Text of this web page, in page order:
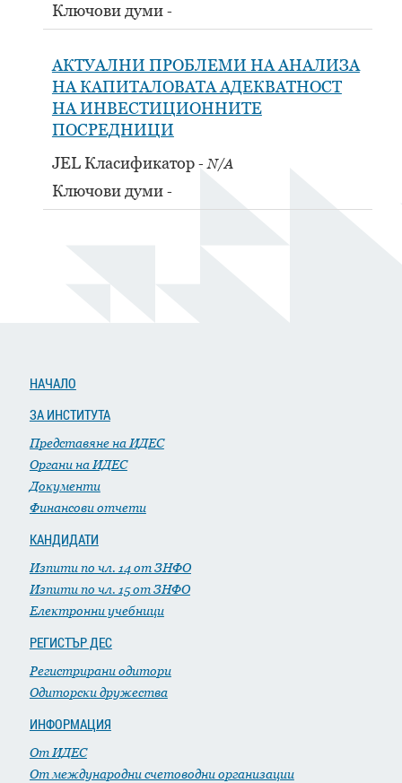
Ключови думи
АКТУАЛНИ ПРОБЛЕМИ НА АНАЛИЗА
НА КАПИТАЛОВАТА АДЕКВАТНОСТ
НА ИНВЕСТИЦИОННИТЕ
ПОСРЕДНИЦИ
JEL Класификатор
N/A
Ключови думи
НАЧАЛО
ЗА ИНСТИТУТА
Представяне на ИДЕС
Органи на ИДЕС
Документи
Финансови отчети
КАНДИДАТИ
Изпити по чл. 14 от ЗНФО
Изпити по чл. 15 от ЗНФО
Електронни учебници
РЕГИСТЪР ДЕС
Регистрирани одитори
Одиторски дружества
ИНФОРМАЦИЯ
От ИДЕС
От международни счетоводни организации